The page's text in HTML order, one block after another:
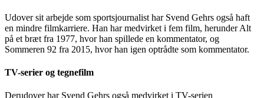
Udover sit arbejde som sportsjournalist har Svend Gehrs også haft
en mindre filmkarriere. Han har medvirket i fem film, herunder Alt
på et bræt fra 1977, hvor han spillede en kommentator, og
Sommeren 92 fra 2015, hvor han igen optrådte som kommentator.
TV-serier og tegnefilm
Derudover har Svend Gehrs også medvirket i TV-serien